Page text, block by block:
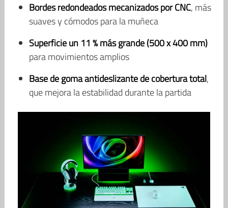
Bordes redondeados mecanizados por CNC, más
suaves y cómodos para la muñeca
Superficie un 11 % más grande (500 x 400 mm)
para movimientos amplios
Base de goma antideslizante de cobertura total,
que mejora la estabilidad durante la partida